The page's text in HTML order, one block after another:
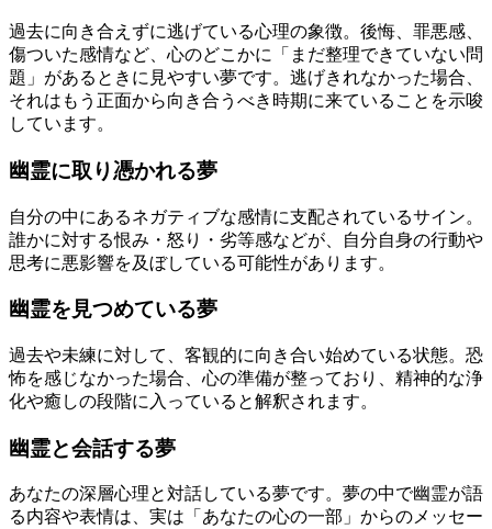
過去に向き合えずに逃げている心理の象徴。後悔、罪悪感、
傷ついた感情など、心のどこかに「まだ整理できていない問
題」があるときに見やすい夢です。逃げきれなかった場合、
それはもう正面から向き合うべき時期に来ていることを示唆
しています。
幽霊に取り憑かれる夢
自分の中にあるネガティブな感情に支配されているサイン。
誰かに対する恨み・怒り・劣等感などが、自分自身の行動や
思考に悪影響を及ぼしている可能性があります。
幽霊を見つめている夢
過去や未練に対して、客観的に向き合い始めている状態。恐
怖を感じなかった場合、心の準備が整っており、精神的な浄
化や癒しの段階に入っていると解釈されます。
幽霊と会話する夢
あなたの深層心理と対話している夢です。夢の中で幽霊が語
る内容や表情は、実は「あなたの心の一部」からのメッセー